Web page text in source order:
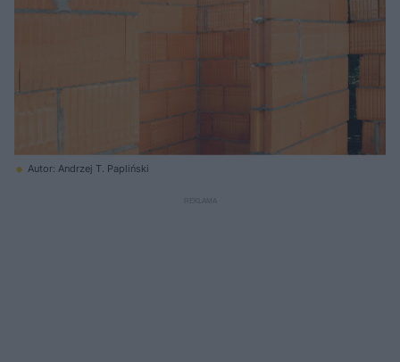
Autor: Andrzej T. Papliński